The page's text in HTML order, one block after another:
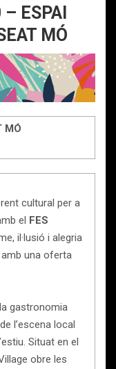
ESPAI
MÓ
MÓ
cultural per a
el FES
il·lusió i alegria
una oferta
gastronomia
l’escena local
Situat en el
obre les